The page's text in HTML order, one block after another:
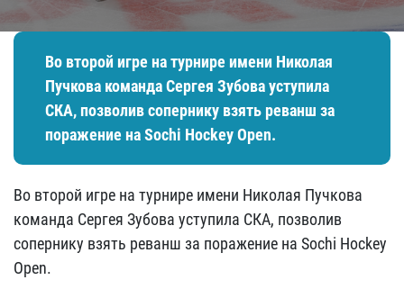
Во второй игре на турнире имени Николая
Пучкова команда Сергея Зубова уступила
СКА, позволив сопернику взять реванш за
поражение на Sochi Hockey Open.
Во второй игре на турнире имени Николая Пучкова
команда Сергея Зубова уступила СКА, позволив
сопернику взять реванш за поражение на Sochi Hockey
Open.